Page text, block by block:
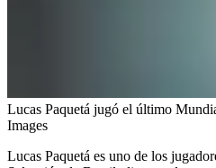
Lucas Paquetá jugó el último
Images
Lucas Paquetá es uno de los